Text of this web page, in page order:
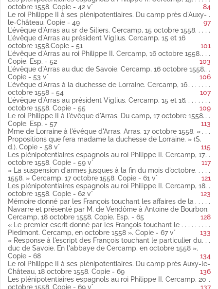
Lorraine. » Doullens, 12 octobre 1558 latin
Copie.
Fol. 34 Le cardinal de Lorraine au duc de Savoie. Doullens, 12
octobre 1558 latin
Copie.
Fol. 34 vo et 35 La duchesse de Lorraine au roi Philippe II.
Douai, 12 et 13 octobre 1558 latin
Copie (Publié par Weiss).
Fol. 35 vo Le roi Philippe II à Granvelle, évêque d'Arras
espagnol
Du camp d'Auxy-le-Château, le 14 octobre 1558.
Copie.
Fol. 37 « Pouvoir pour les députés du roi Catholique... » Du
camp d'Auxy-le-Château, 14 octobre 1558 latin
Copie.
Fol. 37 vo M. de Silliers, gentilhomme de la duchesse de
Lorraine, à l'évêque d'Arras. Du camp, 15 octobre 1558 latin
Copie (Publié par Weiss).
Fol. 38 vo La duchesse de Lorraine à l'évêque d'Arras. Arras, 15
octobre 1558 latin
Copie (Publié par Weiss).
Fol. 40 Pouvoir des députés du roi Catholique. Du camp
d'Auxyle-Château, 11 octobre 1558 latin
Fol. 41 et 42 vo Les plénipotentiaires espagnols à Philippe II.
Cercamp, 15 octobre 1558 latin
Copie (Publié par Weiss).
Fol. 49 Le roi Philippe II à ses plénipotentiaires. Du camp près
d'Auxy-le-Château latin
Copie (Publié par Weiss).
Fol. 51 L'évêque d'Arras au sr de Siliers. Cercamp, 15 octobre
1558 latin
Copie (Publié par Weiss).
Ibid.et fol. 55. L'évêque d'Arras au président Viglius. Cercamp,
15 et 16 octobre 1558.
Copie (Publié par Weiss).
Fol. 52 L'évêque d'Arras au roi Philippe II. Cercamp, 16 octobre
1558 espagnol
octobre 1558. Copie - 42 v°
84
Le roi Philippe II à ses plénipotentiaires. Du camp près d'Auxy-
le-Château. Copie - 49
97
L'évêque d'Arras au sr de Siliers. Cercamp, 15 octobre 1558.
L'évêque d'Arras au président Viglius. Cercamp, 15 et 16
octobre 1558.Copie - 51
101
L'évêque d'Arras au roi Philippe II. Cercamp, 16 octobre 1558.
Copie. Esp. - 52
103
L'évêque d'Arras au duc de Savoie. Cercamp, 16 octobre 1558.
Copie - 53 v°
106
L'évêque d'Arras à la duchesse de Lorraine. Cercamp, 16
octobre 1558 - 54
107
L'évêque d'Arras au président Viglius. Cercamp, 15 et 16
octobre 1558. Copie - 55
109
Le roi Philippe II à l'évêque d'Arras. Du camp, 17 octobre 1558.
Copie. Esp. - 57
113
Mme de Lorraine à l'évêque d'Arras. Arras, 17 octobre 1558. «
Propositions que fera madame la duchesse de Lorraine. » (S.
d.). Copie - 58 v°
115
Les plénipotentiaires espagnols au roi Philippe II. Cercamp, 17
octobre 1558. Copie - 59 v°
117
« La suspension d'armes jusques à la fin du mois d'octobre
1558. » Cercamp, 17 octobre 1558. Copie - 61 v°
121
Les plénipotentiaires espagnols au roi Philippe II. Cercamp, 18
octobre 1558. Copie - 62 v°
123
Mémoire donné par les François touchant les affaires de la
Navarre et présenté par M. de Vendôme à Antoine de Bourbon.
Cercamp, 18 octobre 1558. Copie. Esp. - 65
128
« Le premier escrit donné par les François touchant le
Piedmont. Cercamp, en octobre 1558 ». Copie - 67 v°
133
« Response à l'escript des François touchant le particulier du
duc de Savoie. En l'abbaye de Cercamp, en octobre 1558 ».
Copie - 68
134
Le roi Philippe II à ses plénipotentiaires. Du camp près Auxy-le-
Château, 18 octobre 1558. Copie - 69
136
Les plénipotentiaires espagnols au roi Philippe II. Cercamp, 20
octobre 1558. Copie - 69 v°
137